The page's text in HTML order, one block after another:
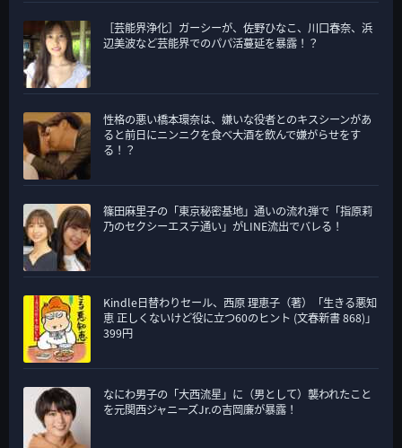
［芸能界浄化］ガーシーが、佐野ひなこ、川口春奈、浜
辺美波など芸能界でのパパ活蔓延を暴露！？
性格の悪い橋本環奈は、嫌いな役者とのキスシーンがあ
ると前日にニンニクを食べ大酒を飲んで嫌がらせをす
る！？
篠田麻里子の「東京秘密基地」通いの流れ弾で「指原莉
乃のセクシーエステ通い」がLINE流出でバレる！
Kindle日替わりセール、西原 理恵子（著）「生きる悪知
恵 正しくないけど役に立つ60のヒント (文春新書 868)」
399円
なにわ男子の「大西流星」に（男として）襲われたこと
を元関西ジャニーズJr.の吉岡廉が暴露！